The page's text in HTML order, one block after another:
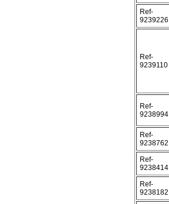
Ref-
9239226
Ref-
9239110
Ref-
9238994
Ref-
9238762
Ref-
9238414
Ref-
9238182